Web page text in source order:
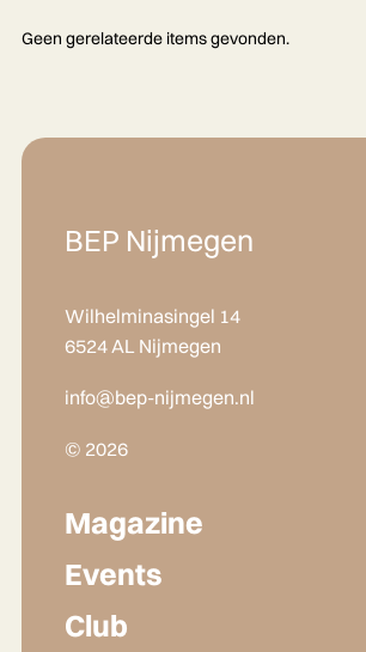
Geen gerelateerde items gevonden.
BEP Nijmegen
Wilhelminasingel 14
6524 AL Nijmegen
info@bep-nijmegen.nl
© 2026
Magazine
Events
Club